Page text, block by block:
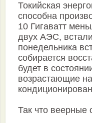
Токийская
способна
10 Гигаватт
двух АЭС,
понедельника
собирается
будет в
возрастающие
Так что веерные